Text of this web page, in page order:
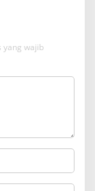
yang wajib